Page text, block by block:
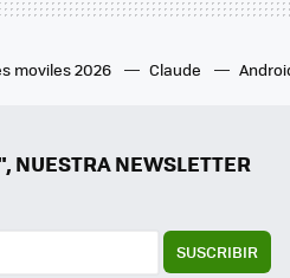
moviles 2026 Claude
NEWSLETTER
SUSCRIBIR